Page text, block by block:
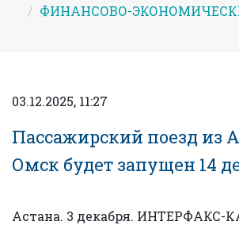
ФИНАНСОВО-
03.12.2025, 11:27
Пассажирский поезд из
Омск будет запущен 14
Астана. 3 декабря. ИНТЕРФАКС-